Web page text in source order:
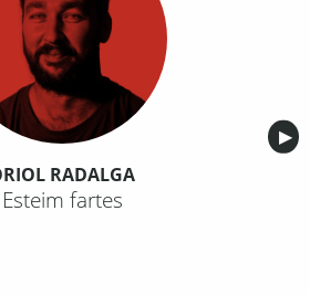
▶︎
RADALGA
Esteim fartes